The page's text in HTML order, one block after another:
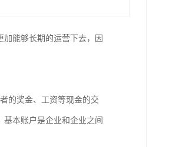
能够长期的运营下去，因
的奖金、工资等现金的交
本账户是企业和企业之间